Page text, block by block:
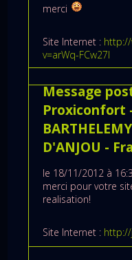
merci
Site Internet :
v=arWq-FCw27I
Message
Proxiconfort
BARTHELEMY
D'ANJOU -
le 18/11/2012 à
merci pour votre
realisation!
Site Internet :